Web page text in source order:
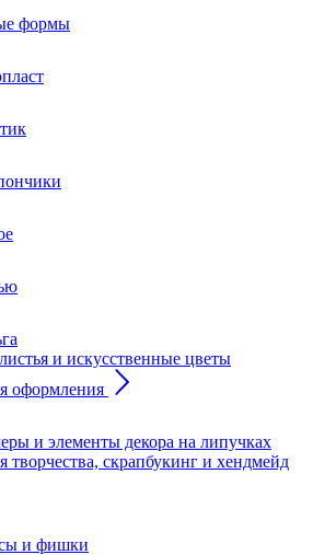
формы
и искусственные цветы
оформления
и элементы декора на липучках
творчества, скрапбукинг и хендмейд
и фишки